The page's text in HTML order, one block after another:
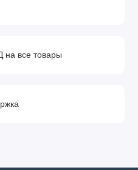
на все товары